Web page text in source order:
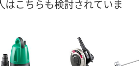
はこちらも検討されていま